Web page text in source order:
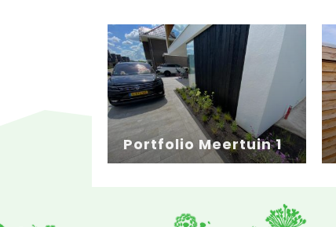
Portfolio Meertuin 1